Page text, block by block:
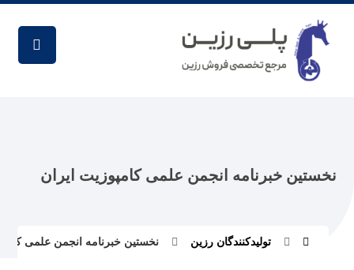
نخستین خبرنامه انجمن علمی کامپوزیت ایران
تولیدکنندگان رزین نخستین خبرنامه انجمن علمی